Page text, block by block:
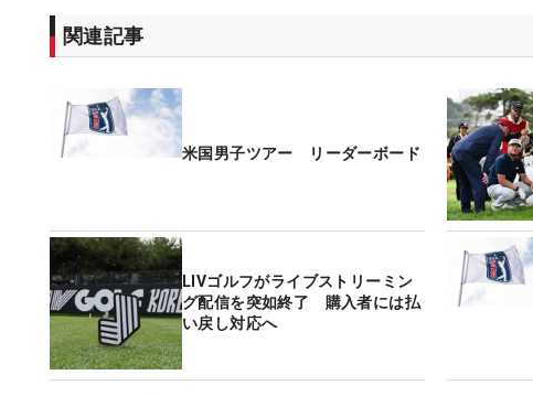
関連記事
米国男子ツアー リーダーボード
LIVゴルフがライブストリーミン
グ配信を突如終了 購入者には払
い戻し対応へ